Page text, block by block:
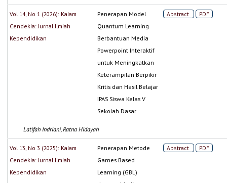
Vol 14, No 1 (2026): Kalam
Cendekia: Jurnal Ilmiah
Kependidikan
Penerapan Model
Quantum Learning
Berbantuan Media
Powerpoint Interaktif
untuk Meningkatkan
Keterampilan Berpikir
Kritis dan Hasil Belajar
IPAS Siswa Kelas V
Sekolah Dasar
Abstract PDF
Latifah Indriani, Ratna Hidayah
Vol 13, No 3 (2025): Kalam
Cendekia: Jurnal Ilmiah
Kependidikan
Penerapan Metode
Games Based
Learning (GBL)
Abstract PDF